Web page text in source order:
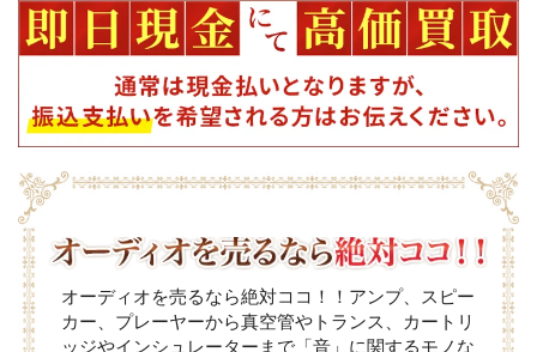
オーディオを売るなら絶対ココ！！アンプ、スピー
カー、プレーヤーから真空管やトランス、カートリ
ッジやインシュレーターまで「音」に関するモノな